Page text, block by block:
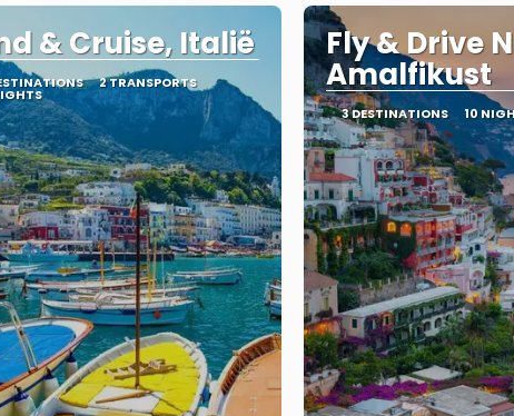
& Cruise, Italië
2 TRANSPORTS
Fly & Drive
Amalfikust
3 DESTINATIONS 10